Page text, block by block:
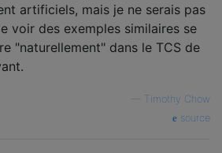
artificiels, mais je ne serais pas
voir des exemples similaires se
"naturellement" dans le TCS de
Timothy Chow
source